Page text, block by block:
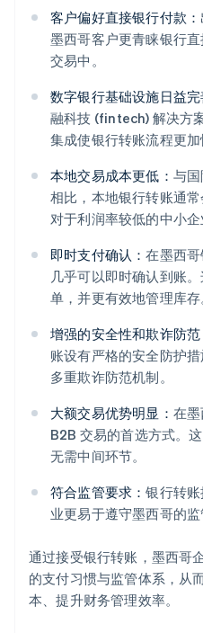
客户偏好直接银行付款：
墨西哥客户更青睐银行
交易中。
数字银行基础设施日益完
融科技 (fintech) 解决方
集成使银行转账流程更加
本地交易成本更低： 与
相比，本地银行转账通
对于利润率较低的中小企
即时支付确认：在墨西
几乎可以即时确认到账
单，并更有效地管理库存
增强的安全性和欺诈防
账设有严格的安全防护
多重欺诈防范机制。
大额交易优势明显： 在
B2B 交易的首选方式。
无需中间环节。
符合监管要求：银行转
业更易于遵守墨西哥的监
通过接受银行转账，墨西哥
的支付习惯与监管体系，从
本、提升财务管理效率。